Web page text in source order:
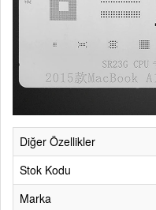
Diğer Özellikler
Stok Kodu
Marka